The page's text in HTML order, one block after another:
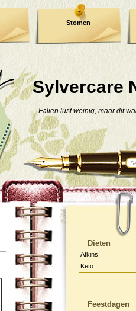
Sylvercare
Falien lust weinig, maar dit
Stomen
Dieten
Atkins
Keto
Feestdagen